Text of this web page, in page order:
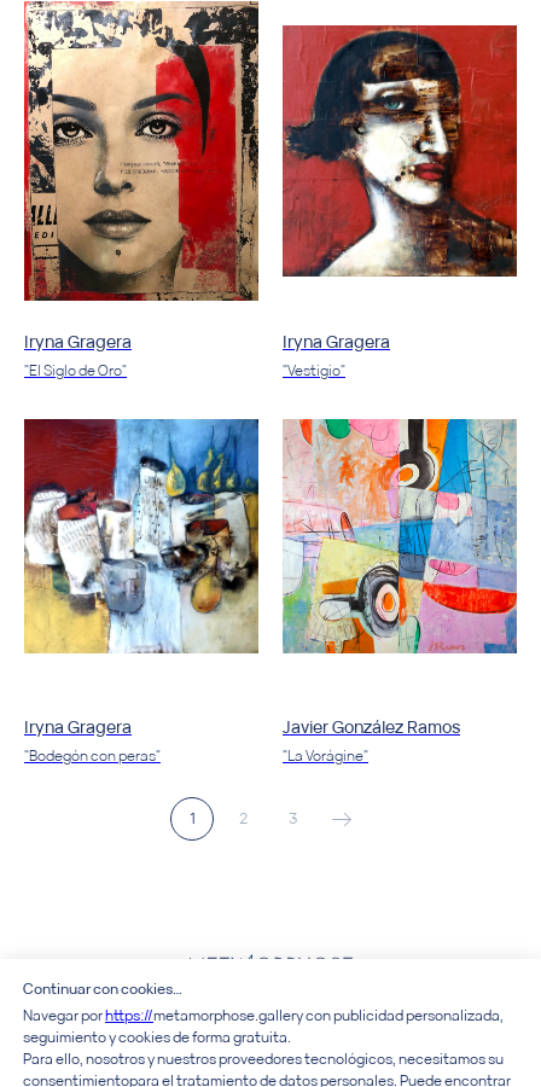
Iryna Gragera
"El Siglo de Oro"
Iryna Gragera
"Vestigio"
Iryna Gragera
"Bodegón con peras"
Javier González Ramos
"La Vorágine"
1 2 3
Acerca de la galería
Continuar con cookies…
Navegar porhttps://metamorphose.gallery con publicidad personalizada,
seguimiento y cookies de forma gratuita.
Para ello, nosotros y nuestros proveedores tecnológicos, necesitamos su
consentimiento para el tratamiento de datos personales. Puede encontrar